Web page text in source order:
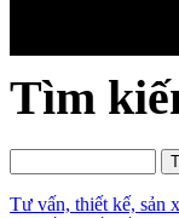
Tìm
Tư vấn, thiết kế, sản